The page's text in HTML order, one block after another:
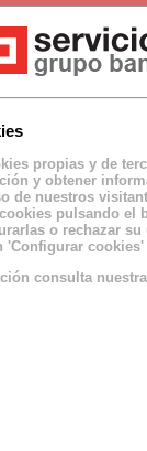
propias y de
y obtener
de nuestros
pulsando el
o rechazar su
'Configurar cookies'
consulta nuestra
VER
y no en
de